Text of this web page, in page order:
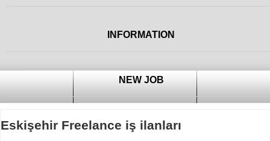
INFORMATION
NEW JOB
Eskişehir Freelance iş ilanları